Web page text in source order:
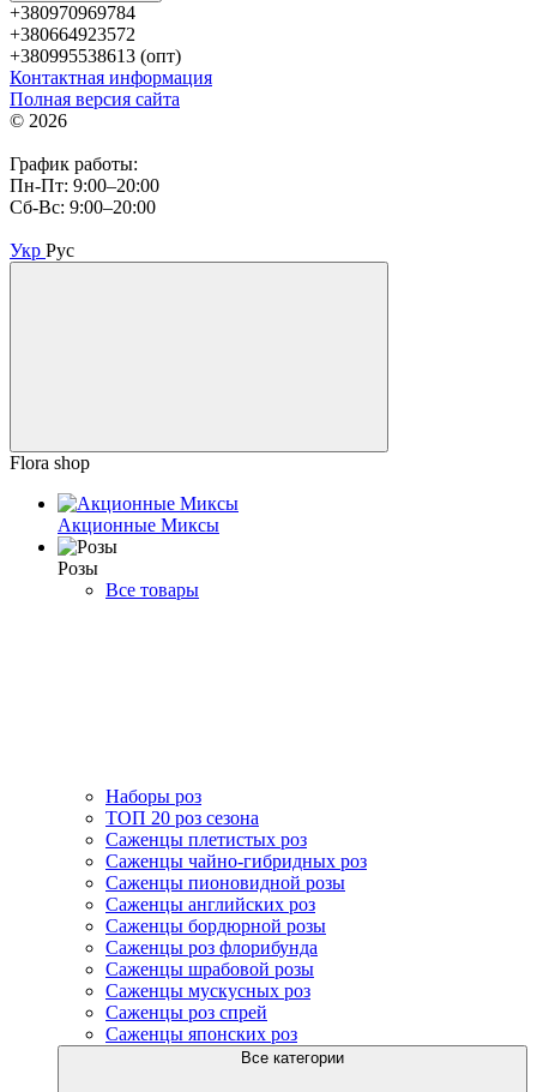
+380970969784
+380664923572
+380995538613 (опт)
Контактная информация
Полная версия сайта
© 2026
График работы:
Пн-Пт: 9:00–20:00
Сб-Вс: 9:00–20:00
Укр Рус
Flora shop
Акционные Миксы
Розы
Все товары
Наборы роз
ТОП 20 роз сезона
Саженцы плетистых роз
Саженцы чайно-гибридных роз
Саженцы пионовидной розы
Саженцы английских роз
Саженцы бордюрной розы
Саженцы роз флорибунда
Саженцы шрабовой розы
Саженцы мускусных роз
Саженцы роз спрей
Саженцы японских роз
Все категории